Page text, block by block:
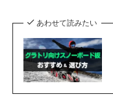
あわせて読みたい